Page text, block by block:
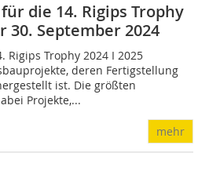
die 14. Rigips Trophy
30. September 2024
Rigips Trophy 2024 I 2025
deren Fertigstellung
ist. Die größten
Projekte,...
mehr